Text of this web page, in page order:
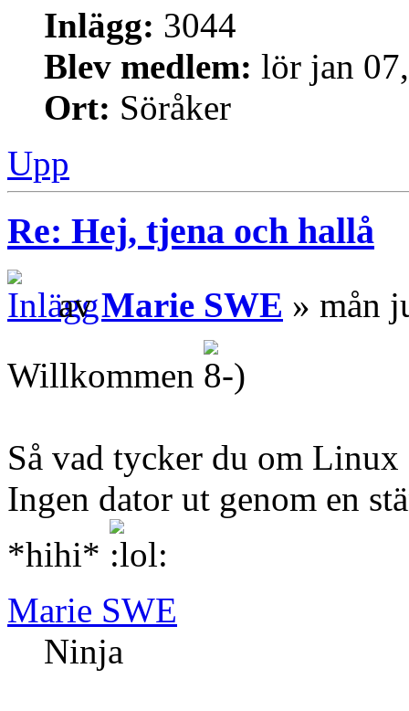
Inlägg: 3044
Blev medlem: lör jan
Ort: Söråker
Upp
Re: Hej, tjena och hallå
avMarie SWE » mån
Willkommen
Så vad tycker du om Linux
Ingen dator ut genom en
*hihi*
Marie SWE
Ninja